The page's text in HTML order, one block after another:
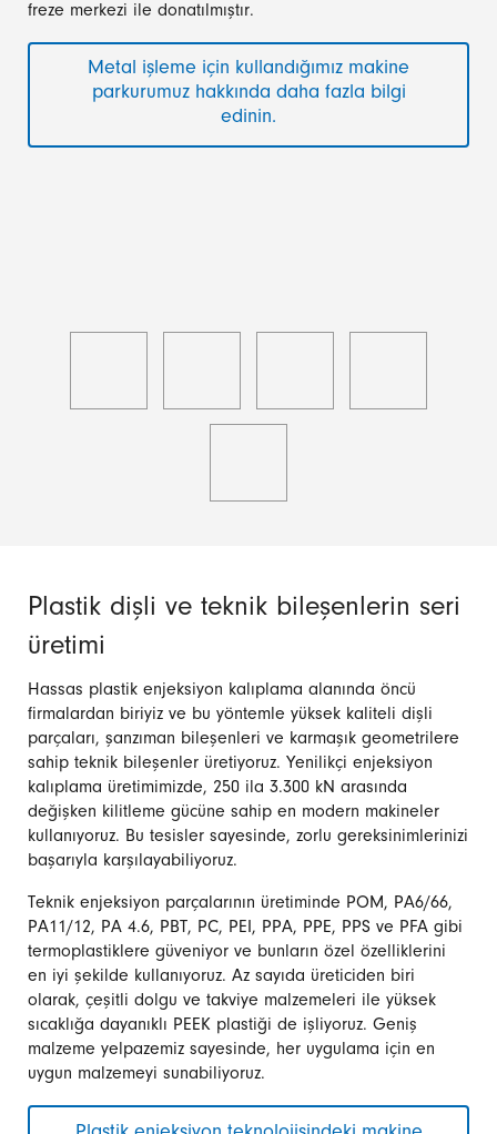
freze merkezi ile donatılmıştır.
Metal işleme için kullandığımız makine
parkurumuz hakkında daha fazla bilgi
edinin.
Plastik dişli ve teknik bileşenlerin seri
üretimi
Hassas plastik enjeksiyon kalıplama alanında öncü
firmalardan biriyiz ve bu yöntemle yüksek kaliteli dişli
parçaları, şanzıman bileşenleri ve karmaşık geometrilere
sahip teknik bileşenler üretiyoruz. Yenilikçi enjeksiyon
kalıplama üretimimizde, 250 ila 3.300 kN arasında
değişken kilitleme gücüne sahip en modern makineler
kullanıyoruz. Bu tesisler sayesinde, zorlu gereksinimlerinizi
başarıyla karşılayabiliyoruz.
Teknik enjeksiyon parçalarının üretiminde POM, PA6/66,
PA11/12, PA 4.6, PBT, PC, PEI, PPA, PPE, PPS ve PFA gibi
termoplastiklere güveniyor ve bunların özel özelliklerini
en iyi şekilde kullanıyoruz. Az sayıda üreticiden biri
olarak, çeşitli dolgu ve takviye malzemeleri ile yüksek
sıcaklığa dayanıklı PEEK plastiği de işliyoruz. Geniş
malzeme yelpazemiz sayesinde, her uygulama için en
uygun malzemeyi sunabiliyoruz.